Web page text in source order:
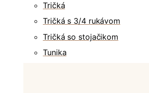
Tričká
Tričká s 3/4 rukávom
Tričká so stojačikom
Tunika